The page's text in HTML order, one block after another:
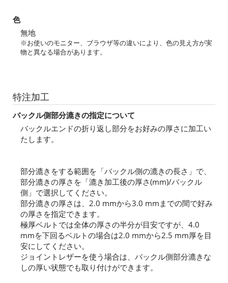
色
無地
※お使いのモニター、ブラウザ等の違いにより、色の見え方が実
物と異なる場合があります。
特注加工
バックル側部分漉きの指定について
バックルエンドの折り返し部分をお好みの厚さに加工い
たします。
部分漉きをする範囲を「バックル側の漉きの長さ」で、
部分漉きの厚さを「漉き加工後の厚さ(mm)/バックル
側」で選択してください。
部分漉きの厚さは、2.0 mmから3.0 mmまでの間で好み
の厚さを指定できます。
極厚ベルトでは全体の厚さの半分が目安ですが、4.0
mmを下回るベルトの場合は2.0 mmから2.5 mm厚を目
安にしてください。
ジョイントレザーを使う場合は、バックル側部分漉きな
しの厚い状態でも取り付けができます。